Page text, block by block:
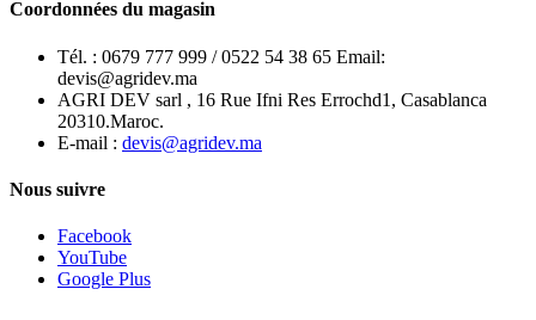
Coordonnées du magasin
Tél. : 0679 777 999 / 0522 54 38 65 Email:
devis@agridev.ma
AGRI DEV sarl , 16 Rue Ifni Res Errochd1, Casablanca
20310.Maroc.
E-mail : devis@agridev.ma
Nous suivre
Facebook
YouTube
Google Plus